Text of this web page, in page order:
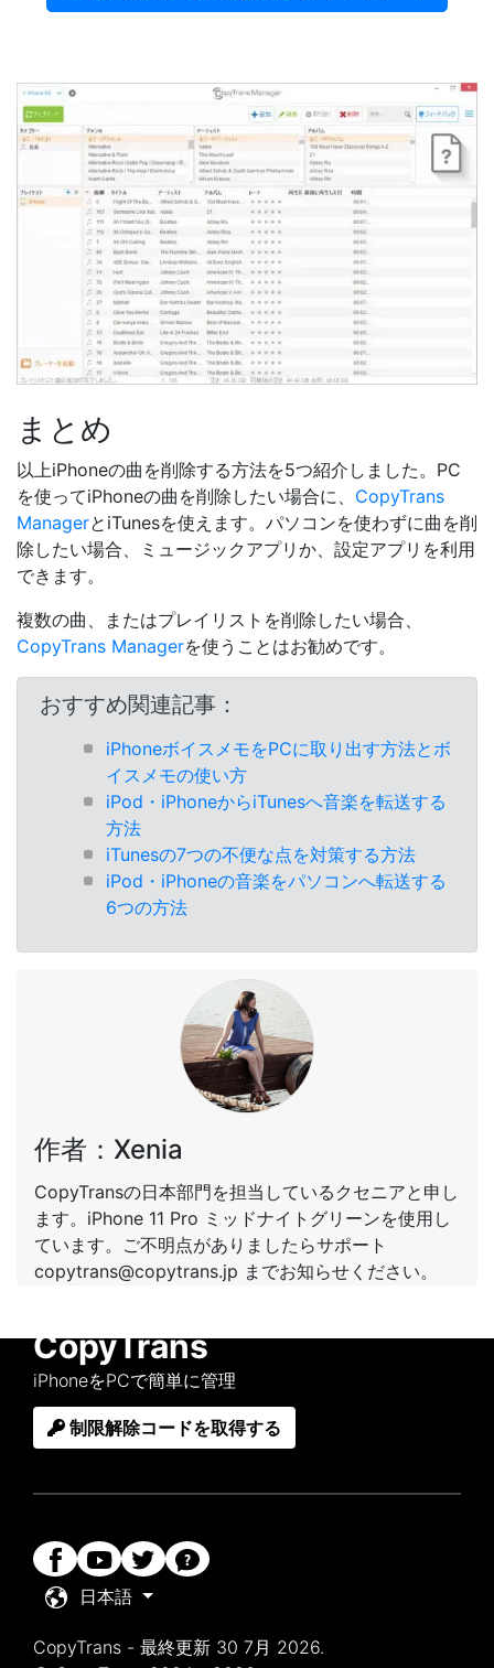
まとめ
以上iPhoneの曲を削除する方法を5つ紹介しました。PC
を使ってiPhoneの曲を削除したい場合に、 CopyTrans
ManagerとiTunesを使えます。パソコンを使わずに曲を削
除したい場合、ミュージックアプリか、設定アプリを利用
できます。
複数の曲、またはプレイリストを削除したい場合、
CopyTrans Managerを使うことはお勧めです。
おすすめ関連記事：
iPhoneボイスメモをPCに取り出す方法とボ
イスメモの使い方
iPod・iPhoneからiTunesへ音楽を転送する
方法
iTunesの7つの不便な点を対策する方法
iPod・iPhoneの音楽をパソコンへ転送する
6つの方法
作者：Xenia
CopyTransの日本部門を担当しているクセニアと申し
ます。iPhone 11 Pro ミッドナイトグリーンを使用し
ています。ご不明点がありましたらサポート
copytrans@copytrans.jp までお知らせください。
CopyTrans
iPhoneをPCで簡単に管理
制限解除コードを取得する
日本語
CopyTrans - 最終更新 30 7月 2026.